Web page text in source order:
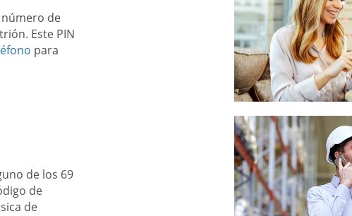
de
Este PIN
para
de los 69
de
de